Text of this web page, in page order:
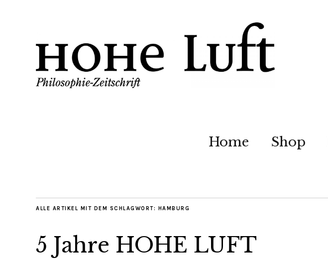
Home Shop
ALLE ARTIKEL MIT DEM SCHLAGWORT: HAMBURG
5 Jahre HOHE LUFT